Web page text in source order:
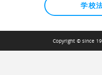
学校
Copyright © since